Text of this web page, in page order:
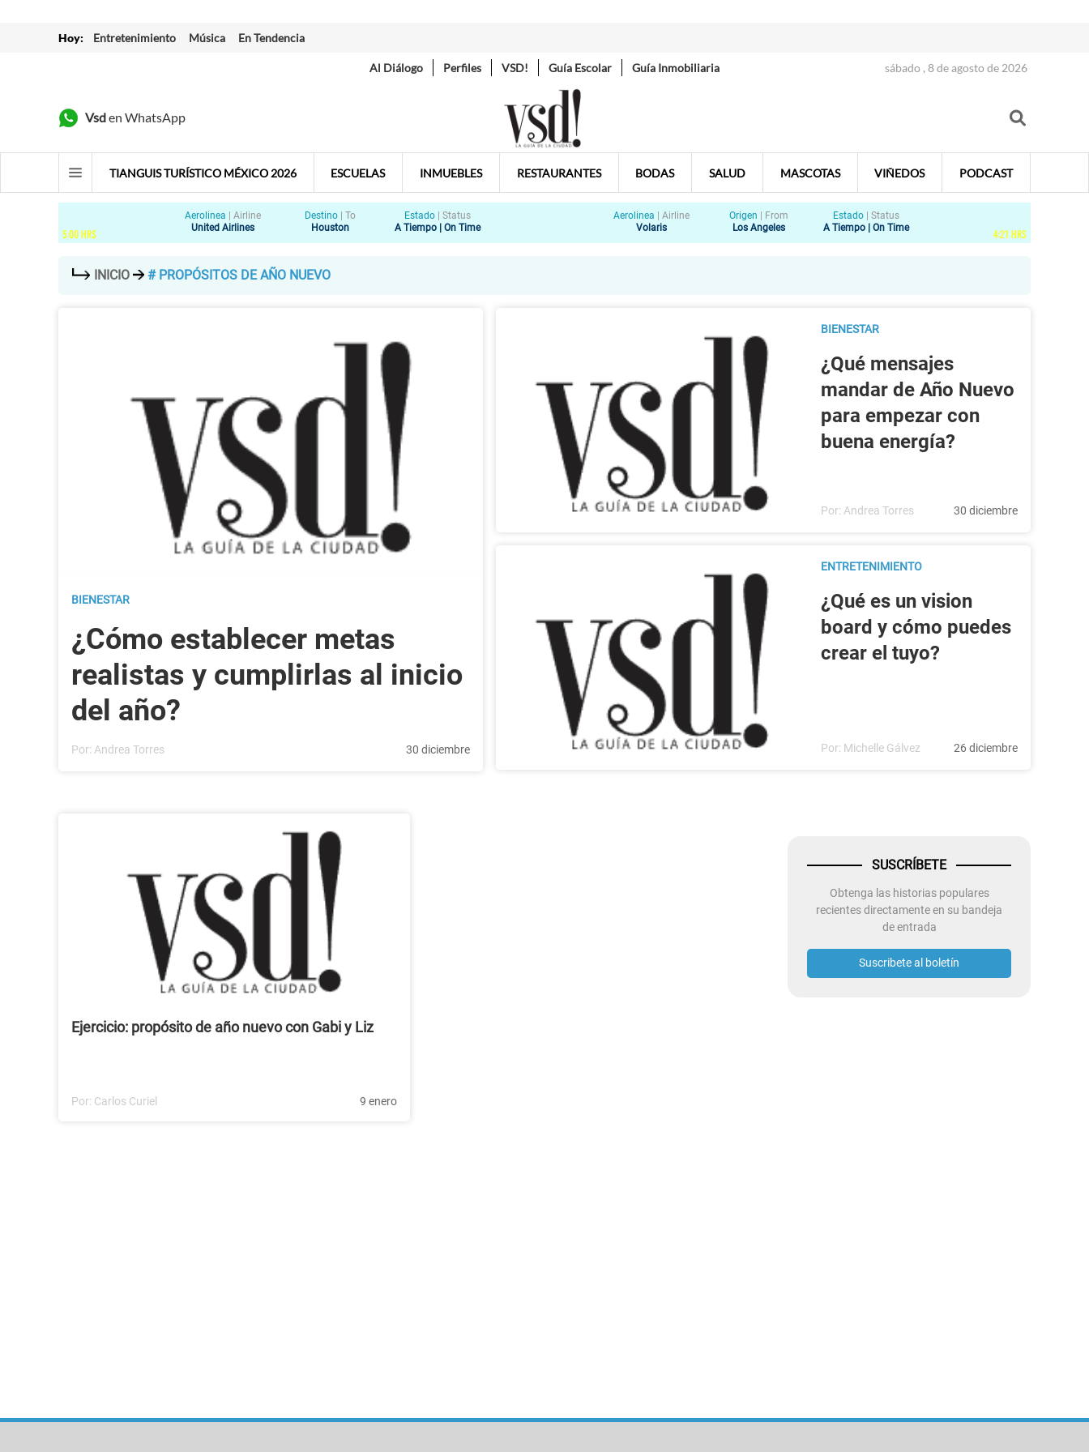
Hoy: Entretenimiento Música En Tendencia
Al Diálogo Perfiles VSD! Guía Escolar Guía Inmobiliaria sábado , 8 de agosto de 2026
Vsden WhatsApp
TIANGUIS TURÍSTICO MÉXICO 2026 ESCUELAS INMUEBLES RESTAURANTES BODAS SALUD MASCOTAS VIÑEDOS PODCAST
5:00HRS
Aerolinea
Airline
United Airlines
Destino
To
Houston
Estado
Status
A Tiempo | On Time
Aerolinea
Airline
Volaris
Origen
From
Los Angeles
Estado
Status
A Tiempo | On Time
4:21 HRS
INICIO # PROPÓSITOS DE AÑO NUEVO
BIENESTAR
¿Cómo establecer metas
realistas y cumplirlas al inicio
del año?
Por: Andrea Torres 30 diciembre
BIENESTAR
¿Qué mensajes
mandar de Año Nuevo
para empezar con
buena energía?
Por: Andrea Torres 30 diciembre
ENTRETENIMIENTO
¿Qué es un vision
board y cómo puedes
crear el tuyo?
Por: Michelle Gálvez 26 diciembre
Ejercicio: propósito de año nuevo con Gabi y Liz
Por: Carlos Curiel 9 enero
SUSCRÍBETE
Obtenga las historias populares
recientes directamente en su bandeja
de entrada
Suscribete al boletín